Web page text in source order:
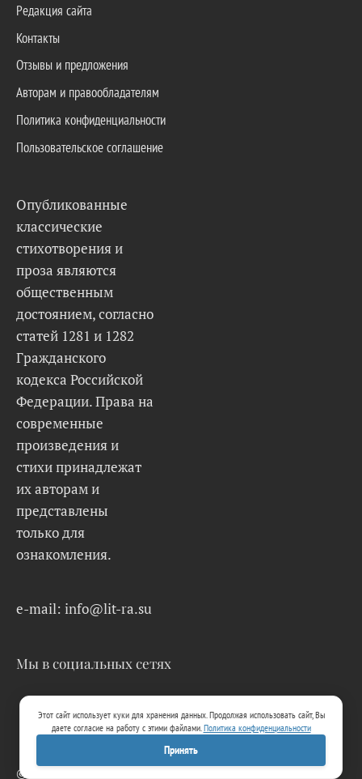
Редакция сайта
Контакты
Отзывы и предложения
Авторам и правообладателям
Политика конфиденциальности
Пользовательское соглашение
Опубликованные
классические
стихотворения и
проза являются
общественным
достоянием, согласно
статей 1281 и 1282
Гражданского
кодекса Российской
Федерации. Права на
современные
произведения и
стихи принадлежат
их авторам и
представлены
только для
ознакомления.
e-mail: info@lit-ra.su
Мы в социальных сетях
© 2026 Lit-Ra.su. Электронная библиотека.
Этот сайт использует куки для хранения данных. Продолжая использовать сайт, Вы
даете согласие на работу с этими файлами.Политика конфиденциальности
Принять